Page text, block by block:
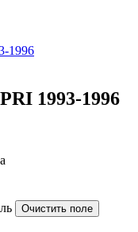
1996
1993-1996
Очистить поле